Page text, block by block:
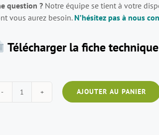
question ? Notre équipe se tient à votre
vous aurez besoin.N’hésitez pas à nous
Télécharger la fiche technique
quantité
AJOUTER AU PANIER